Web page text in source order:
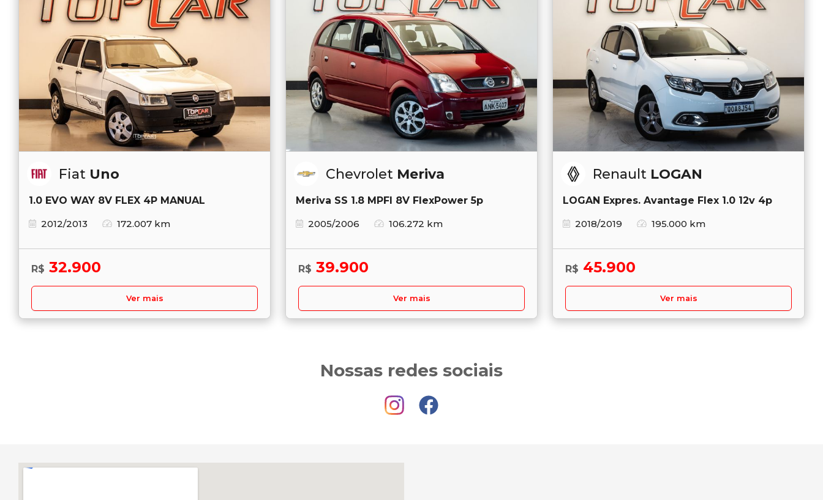
Fiat Uno
1.0 EVO WAY 8V FLEX 4P MANUAL
2012/2013
172.007 km
R$ 32.900
Ver mais
Chevrolet Meriva
Meriva SS 1.8 MPFI 8V FlexPower 5p
2005/2006
106.272 km
R$ 39.900
Ver mais
Renault LOGAN
LOGAN Expres. Avantage Flex 1.0 12v 4p
2018/2019
195.000 km
R$ 45.900
Ver mais
Nossas redes sociais